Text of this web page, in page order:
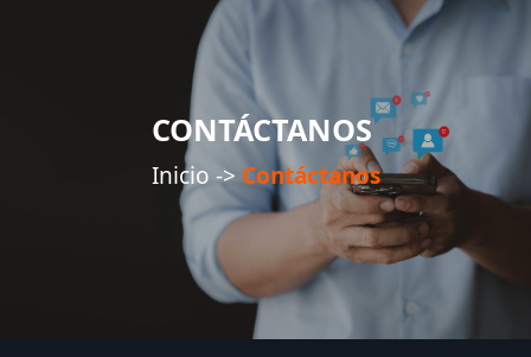
CONTÁCTANOS
Inicio -> Contáctanos